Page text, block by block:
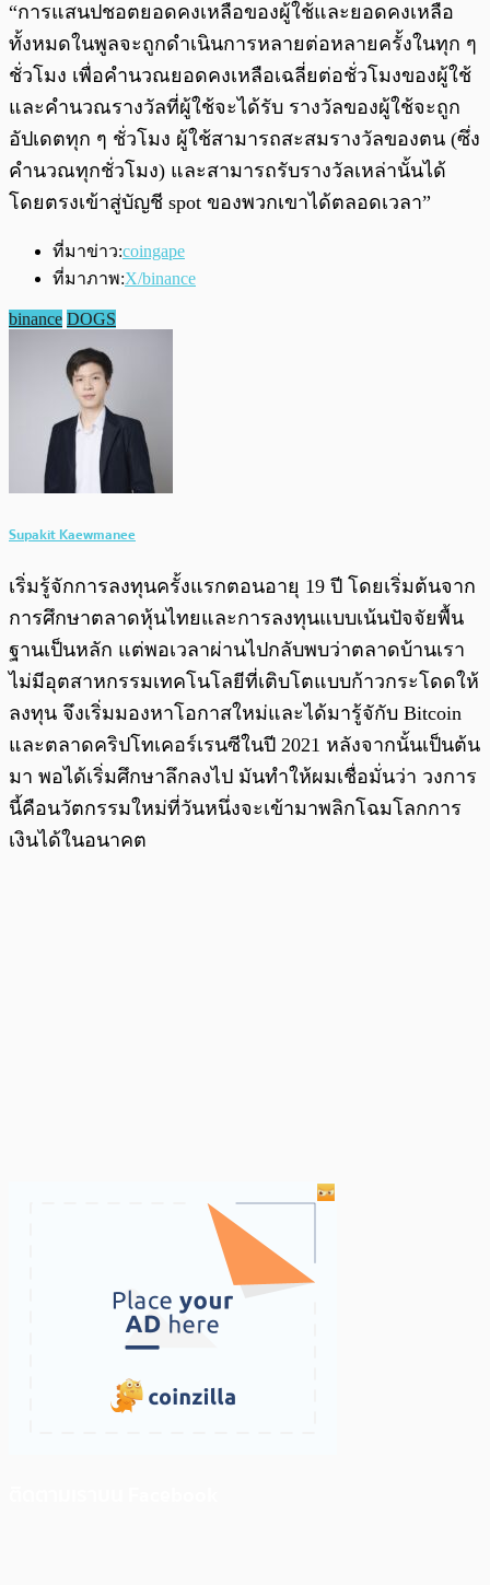
“การแสนปชอตยอดคงเหลือของผู้ใช้และยอดคงเหลือ
ทั้งหมดในพูลจะถูกดำเนินการหลายต่อหลายครั้งในทุก ๆ
ชั่วโมง เพื่อคำนวณยอดคงเหลือเฉลี่ยต่อชั่วโมงของผู้ใช้
และคำนวณรางวัลที่ผู้ใช้จะได้รับ รางวัลของผู้ใช้จะถูก
อัปเดตทุก ๆ ชั่วโมง ผู้ใช้สามารถสะสมรางวัลของตน (ซึ่ง
คำนวณทุกชั่วโมง) และสามารถรับรางวัลเหล่านั้นได้
โดยตรงเข้าสู่บัญชี spot ของพวกเขาได้ตลอดเวลา”
ที่มาข่าว:coingape
ที่มาภาพ:X/binance
binance DOGS
Supakit Kaewmanee
เริ่มรู้จักการลงทุนครั้งแรกตอนอายุ 19 ปี โดยเริ่มต้นจาก
การศึกษาตลาดหุ้นไทยและการลงทุนแบบเน้นปัจจัยพื้น
ฐานเป็นหลัก แต่พอเวลาผ่านไปกลับพบว่าตลาดบ้านเรา
ไม่มีอุตสาหกรรมเทคโนโลยีที่เติบโตแบบก้าวกระโดดให้
ลงทุน จึงเริ่มมองหาโอกาสใหม่และได้มารู้จักับ Bitcoin
และตลาดคริปโทเคอร์เรนซีในปี 2021 หลังจากนั้นเป็นต้น
มา พอได้เริ่มศึกษาลึกลงไป มันทำให้ผมเชื่อมั่นว่า วงการ
นี้คือนวัตกรรมใหม่ที่วันหนึ่งจะเข้ามาพลิกโฉมโลกการ
เงินได้ในอนาคต